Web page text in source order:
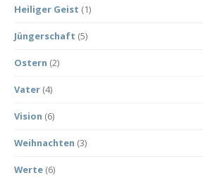
Heiliger Geist (1)
Jüngerschaft (5)
Ostern (2)
Vater (4)
Vision (6)
Weihnachten (3)
Werte (6)